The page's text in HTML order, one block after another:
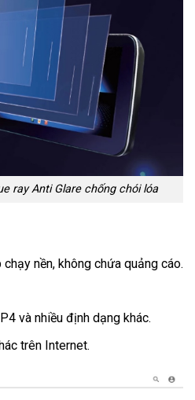
ray Anti Glare chống chói lóa
nền, không chứa quảng cáo.
và nhiều định dạng khác.
trên Internet.